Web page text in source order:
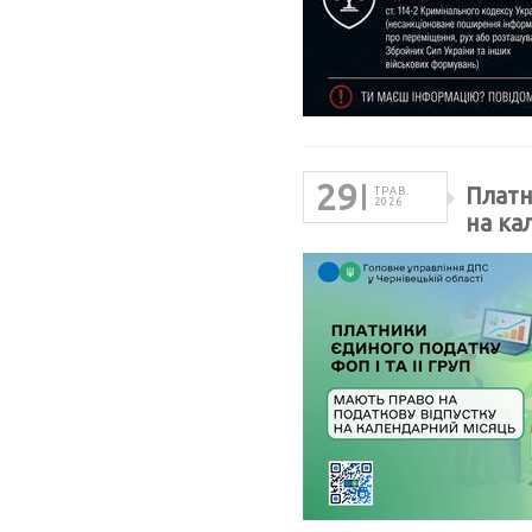
29
ТРАВ.
2026
на